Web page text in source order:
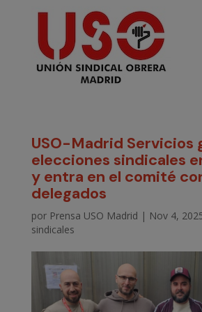
USO-Madrid Servicios
elecciones sindicales
y entra en el comité
delegados
por Prensa USO Madrid | Nov 4,
sindicales